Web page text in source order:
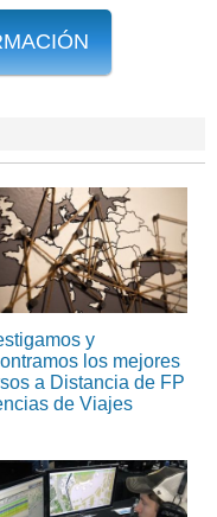
y
los mejores
a Distancia de FP
de Viajes